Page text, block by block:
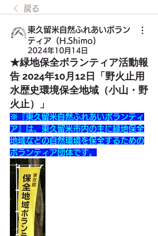
戻る
東久留米自然ふれあいボラン
ティア（H.Shimo）
2024年10月14日
★緑地保全ボランティア活動報
告 2024年10月12日「野火止用
水歴史環境保全地域（小山・野
火止）」
※『東久留米自然ふれあいボランティ
ア』は、東久留米市内の主に緑地保全
地域などの自然環境を保全するための
ボランティア団体です。